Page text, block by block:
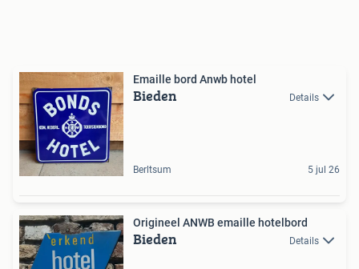
Emaille bord Anwb hotel
Bieden Details
Berltsum 5 jul 26
Origineel ANWB emaille hotelbord
Bieden Details